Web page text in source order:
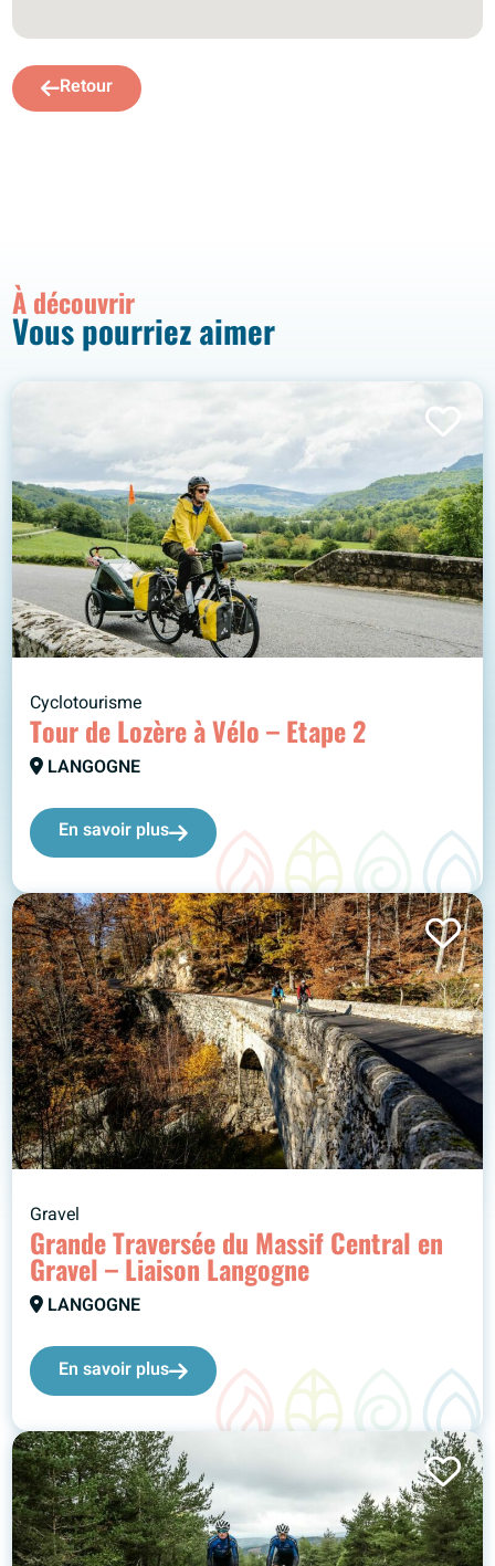
Retour
À découvrir
Vous pourriez aimer
Cyclotourisme
Tour de Lozère à Vélo – Etape 2
LANGOGNE
En savoir plus
Gravel
Grande Traversée du Massif Central en
Gravel – Liaison Langogne
LANGOGNE
En savoir plus